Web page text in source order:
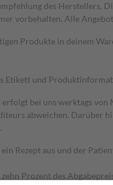
des Herstellers.
vorbehalten. Alle
Produkte in deinem
Etikett und
bei uns werktags
abweichen. Darüber
Rezept aus und der
Prozent des